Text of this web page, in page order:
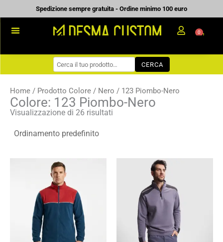
al
contenuto
Spedizione sempre gratuita - Ordine minimo 100 euro
WORKWEAR
COME ORDINARE
PREVENTIVI
CONTATTI
0
CERCA
Home / Prodotto Colore / Nero / 123 Piombo-Nero
Colore: 123 Piombo-Nero
Visualizzazione di 26 risultati
Fascia
di
prezzo:
da
13,44 €
19,20 €
da
17,49 €
24,99 €